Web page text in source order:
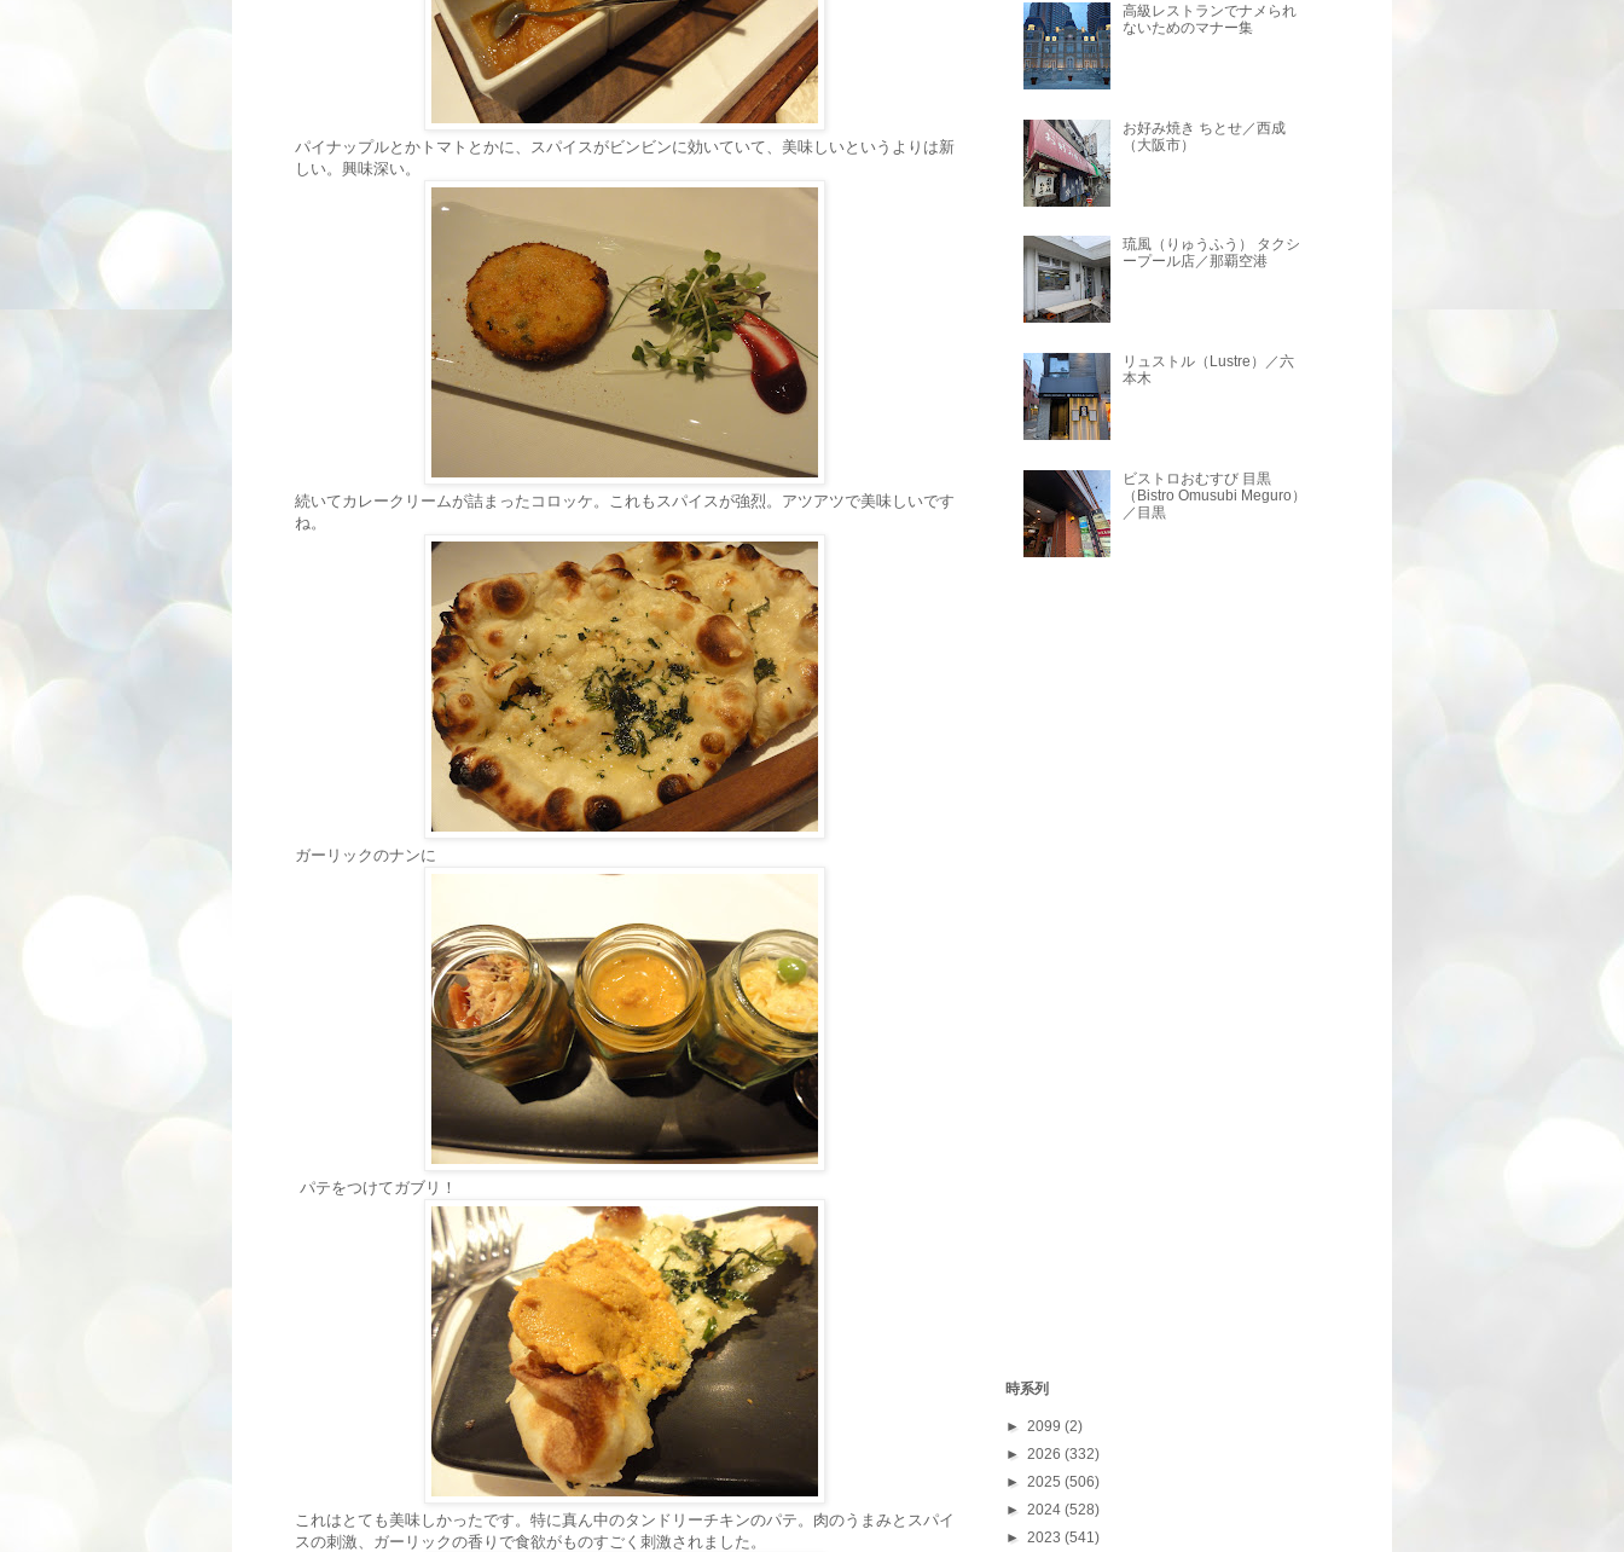
パイナップルとかトマトとかに、スパイスがビンビンに効いていて、美味しいというよりは新
しい。興味深い。
続いてカレークリームが詰まったコロッケ。これもスパイスが強烈。アツアツで美味しいです
ね。
ガーリックのナンに
パテをつけてガブリ！
これはとても美味しかったです。特に真ん中のタンドリーチキンのパテ。肉のうまみとスパイ
スの刺激、ガーリックの香りで食欲がものすごく刺激されました。
高級レストランでナメられ
ないためのマナー集
お好み焼き ちとせ／西成
（大阪市）
琉風（りゅうふう） タクシ
ープール店／那覇空港
リュストル（Lustre）／六
本木
ビストロおむすび 目黒
（Bistro Omusubi Meguro）
／目黒
時系列
► 2099 (2)
► 2026 (332)
► 2025 (506)
► 2024 (528)
► 2023 (541)